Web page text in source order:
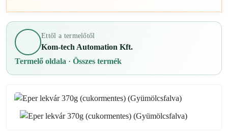
Ettől a termelőtől
Kom-tech Automation Kft.
Termelő oldala · Összes termék